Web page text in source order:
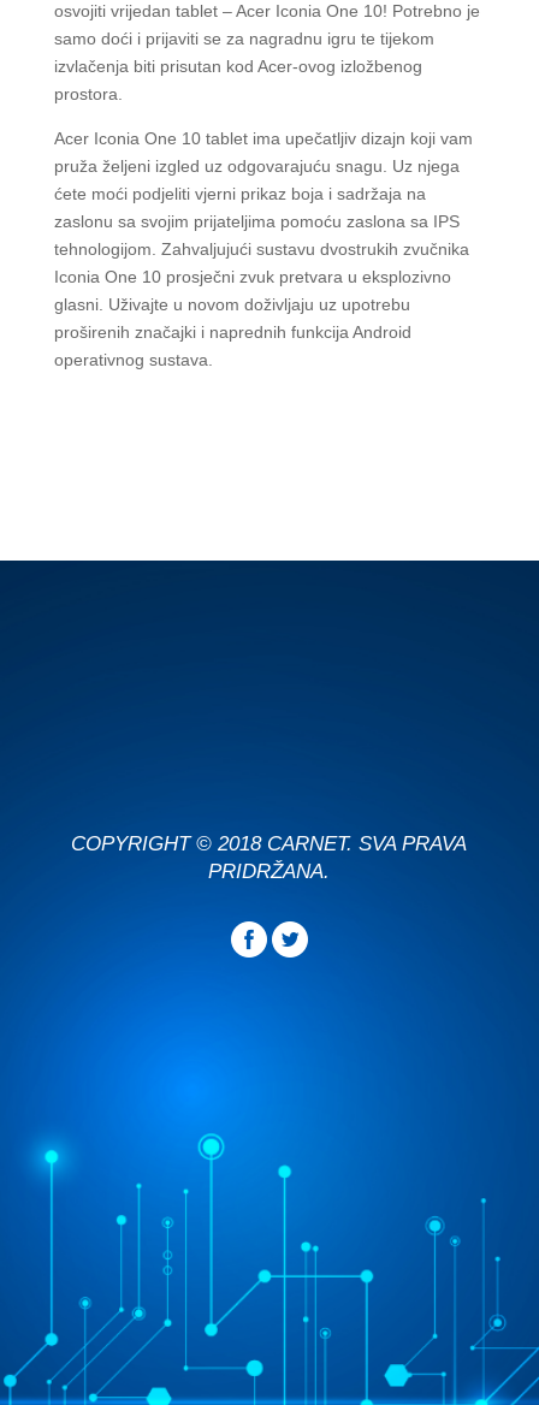
osvojiti vrijedan tablet – Acer Iconia One 10! Potrebno je
samo doći i prijaviti se za nagradnu igru te tijekom
izvlačenja biti prisutan kod Acer-ovog izložbenog
prostora.
Acer Iconia One 10 tablet ima upečatljiv dizajn koji vam
pruža željeni izgled uz odgovarajuću snagu. Uz njega
ćete moći podjeliti vjerni prikaz boja i sadržaja na
zaslonu sa svojim prijateljima pomoću zaslona sa IPS
tehnologijom. Zahvaljujući sustavu dvostrukih zvučnika
Iconia One 10 prosječni zvuk pretvara u eksplozivno
glasni. Uživajte u novom doživljaju uz upotrebu
proširenih značajki i naprednih funkcija Android
operativnog sustava.
COPYRIGHT © 2018 CARNET. SVA PRAVA
PRIDRŽANA.